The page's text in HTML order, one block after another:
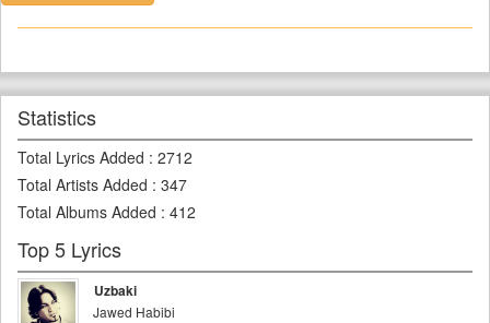
Statistics
Total Lyrics Added : 2712
Total Artists Added : 347
Total Albums Added : 412
Top 5 Lyrics
Uzbaki
Jawed Habibi